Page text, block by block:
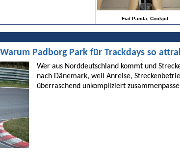
Fiat Panda, Cockpit
Padborg Park für Trackdays so
Wer aus Norddeutschland kommt und
nach Dänemark, weil Anreise,
überraschend unkompliziert